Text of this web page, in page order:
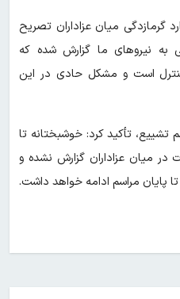
گرمازدگی میان عزاداران تصریح
به نیروهای ما گزارش شده که
است و مشکل حادی در این
تأکید کرد: خوشبختانه تا
میان عزاداران گزارش نشده و
پایان مراسم ادامه خواهد داشت.